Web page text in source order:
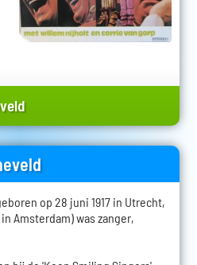
op 28 juni 1917 in Utrecht,
Amsterdam) was zanger,